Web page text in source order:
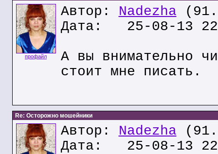
профайл
Автор: Nadezha
Дата: 25-08-13
А вы внимательно
стоит мне писать.
Re: Осторожно мошейники
Автор: Nadezha
Дата: 25-08-13